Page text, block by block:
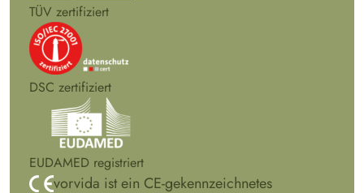
TÜV zertifiziert
DSC zertifiziert
EUDAMED registriert
vorvida ist ein CE-gekennzeichnetes